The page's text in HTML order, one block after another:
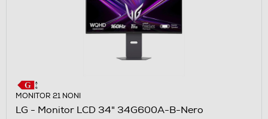
MONITOR 21 NONI
LG - Monitor LCD 34" 34G600A-B-Nero